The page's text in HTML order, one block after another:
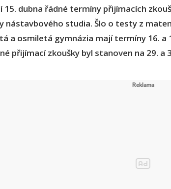
15. dubna řádné termíny přijímacích
nástavbového studia. Šlo o testy z
a osmiletá gymnázia mají termíny 16. a
přijímací zkoušky byl stanoven na 29. a